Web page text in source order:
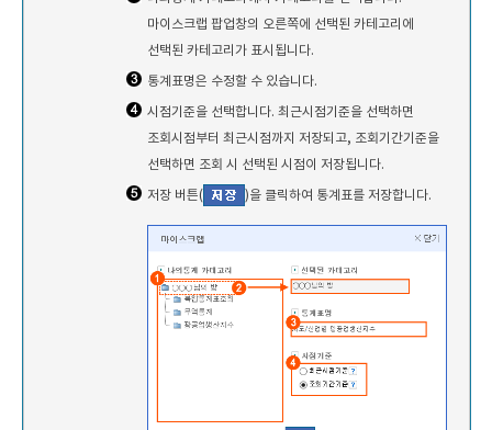
마이스크랩 팝업창의 오른쪽에 선택된 카테고리에
선택된 카테고리가 표시됩니다.
통계표명은 수정할 수 있습니다.
시점기준을 선택합니다. 최근시점기준을 선택하면
조회시점부터 최근시점까지 저장되고, 조회기간기준을
선택하면 조회 시 선택된 시점이 저장됩니다.
저장 버튼(
)을 클릭하여 통계표를 저장합니다.